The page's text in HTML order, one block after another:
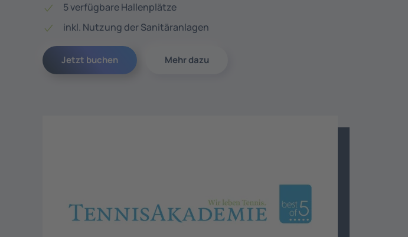
5 verfügbare Hallenplätze
inkl. Nutzung der Sanitäranlagen
Jetzt buchen Mehr dazu